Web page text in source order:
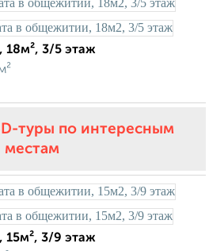
3/5 этаж
туры по интересным
местам
3/9 этаж